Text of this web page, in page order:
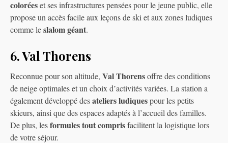
coloréeset ses infrastructures pensées pour le jeune public, elle
propose un accès facile aux leçons de ski et aux zones ludiques
comme leslalom géant.
6. Val Thorens
Reconnue pour son altitude, Val Thorensoffre des conditions
de neige optimales et un choix d’activités variées. La station a
également développé desateliers ludiquespour les petits
skieurs, ainsi que des espaces adaptés à l’accueil des familles.
De plus, lesformules tout comprisfacilitent la logistique lors
de votre séjour.